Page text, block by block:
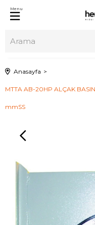
Menu
Anasayfa
MTTA AB-20HP ALÇAK
mmSS